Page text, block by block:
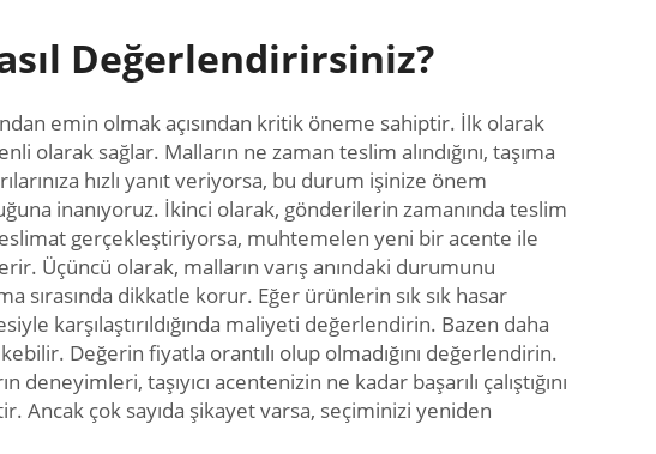
Değerlendirirsiniz?
emin olmak açısından kritik öneme sahiptir. İlk olarak
sağlar. Malların ne zaman teslim alındığını, taşıma
hızlı yanıt veriyorsa, bu durum işinize önem
inanıyoruz. İkinci olarak, gönderilerin zamanında teslim
teslimat gerçekleştiriyorsa, muhtemelen yeni bir acente ile
Üçüncü olarak, malların varış anındaki durumunu
dikkatle korur. Eğer ürünlerin sık sık hasar
karşılaştırıldığında maliyeti değerlendirin. Bazen daha
Değerin fiyatla orantılı olup olmadığını değerlendirin.
taşıyıcı acentenizin ne kadar başarılı çalıştığını
çok sayıda şikayet varsa, seçiminizi yeniden